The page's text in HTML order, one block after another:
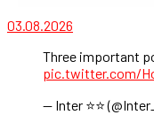
03.08.2026
Three important
pic.twitter.com/
— Inter ⭐⭐